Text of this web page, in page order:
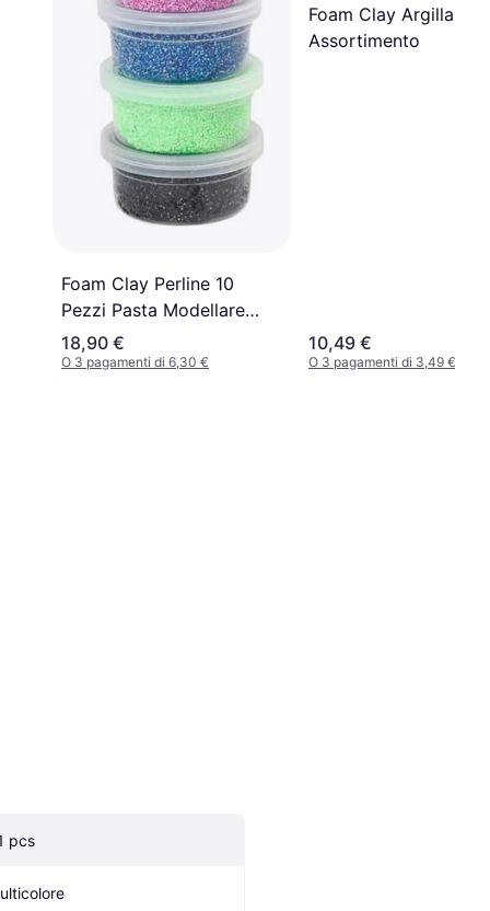
Foam Clay Perline 10
Pezzi Pasta Modellare
Perlata
18,90 €
O 3 pagamenti di 6,30 €
Foam Clay Argilla
Assortimento
10,49 €
O 3 pagamenti di 3,49 €
pcs